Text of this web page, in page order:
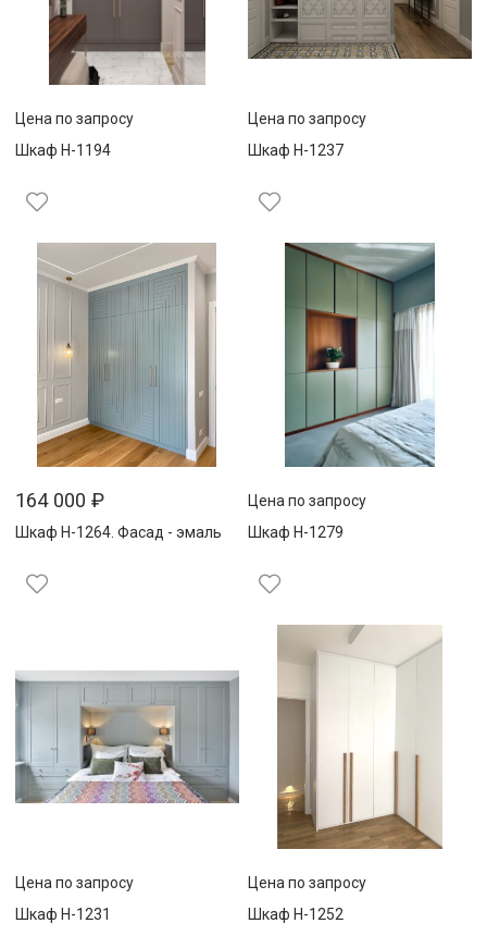
Цена по запросу
Шкаф Н-1194
Цена по запросу
Шкаф Н-1237
164 000 ₽
Шкаф Н-1264. Фасад - эмаль
Цена по запросу
Шкаф Н-1279
Цена по запросу
Шкаф Н-1231
Цена по запросу
Шкаф Н-1252